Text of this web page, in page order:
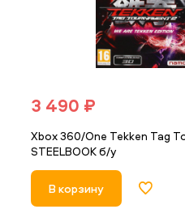
3 490 ₽
Xbox 360/One Tekken Tag
STEELBOOK б/у
В корзину